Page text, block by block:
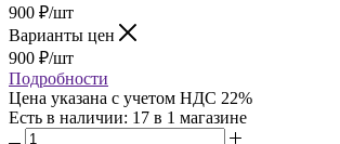
900 ₽/шт
Варианты цен
900 ₽/шт
Подробности
Цена указана с учетом НДС 22%
Есть в наличии: 17 в 1 магазине